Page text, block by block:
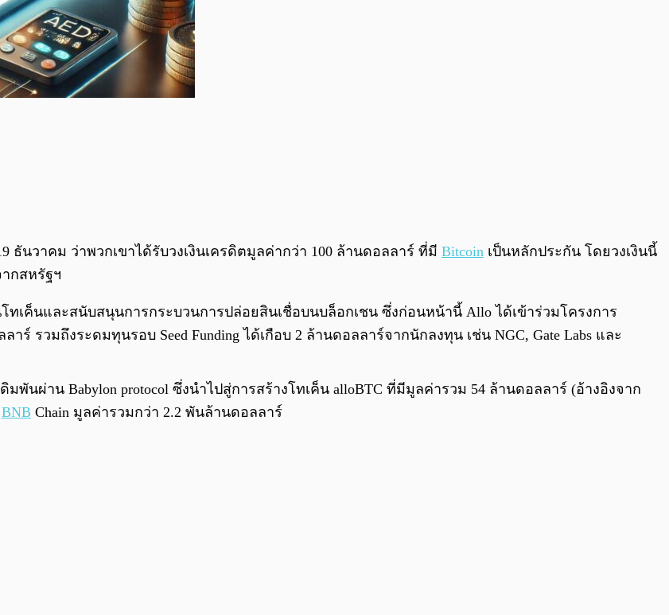
0:00 /0:00
นวาคม ว่าพวกเขาได้รับวงเงินเครดิตมูลค่ากว่า 100 ล้านดอลลาร์ ที่มี Bitcoin เป็นหลักประกัน โดยวงเงินนี้
กสหรัฐฯ
เค็นและสนับสนุนการกระบวนการปล่อยสินเชื่อบนบล็อกเชน ซึ่งก่อนหน้านี้ Allo ได้เข้าร่วมโครงการ
ลาร์ รวมถึงระดมทุนรอบ Seed Funding ได้เกือบ 2 ล้านดอลลาร์จากนักลงทุน เช่น NGC, Gate Labs และ
มพันผ่าน Babylon protocol ซึ่งนำไปสู่การสร้างโทเค็น alloBTC ที่มีมูลค่ารวม 54 ล้านดอลลาร์ (อ้างอิงจาก
BNB Chain มูลค่ารวมกว่า 2.2 พันล้านดอลลาร์